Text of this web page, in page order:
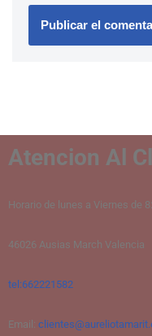
Atencion Al
Horario de lunes a Viernes de
46026 Ausias March Valencia
tel:662221582
Email: